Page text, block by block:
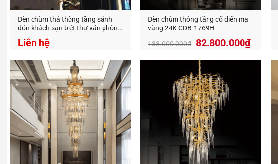
Đèn chùm thả thông tầng sảnh
đón khách sạn biệt thự văn phòng
hình lá phong TTA -02
Liên hệ
Đèn chùm thông tầng cổ điển mạ
vàng 24K CDB-1769H
138.000.000₫
Giá
là:
138.000.000₫.
82.800.000₫Giá
tại